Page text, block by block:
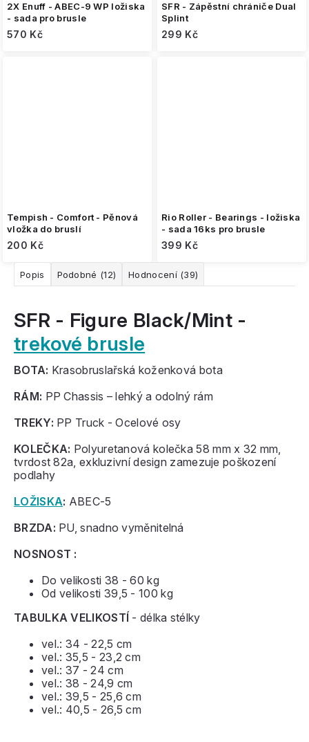
2X Enuff - ABEC-9 WP ložiska
- sada pro brusle
570 Kč
SFR - Zápěstní chrániče Dual
Splint
299 Kč
Tempish - Comfort - Pěnová
vložka do bruslí
200 Kč
Rio Roller - Bearings - ložiska
- sada 16ks pro brusle
399 Kč
Popis Podobné (12) Hodnocení (39)
SFR - Figure Black/Mint -
trekové brusle
BOTA: Krasobruslařská koženková bota
RÁM: PP Chassis – lehký a odolný rám
TREKY: PP Truck - Ocelové osy
KOLEČKA: Polyuretanová kolečka 58 mm x 32 mm,
tvrdost 82a, exkluzivní design zamezuje poškození
podlahy
LOŽISKA: ABEC-5
BRZDA: PU, snadno vyměnitelná
NOSNOST :
Do velikosti 38 - 60 kg
Od velikosti 39,5 - 100 kg
TABULKA VELIKOSTÍ - délka stélky
vel.: 34 - 22,5 cm
vel.: 35,5 - 23,2 cm
vel.: 37 - 24 cm
vel.: 38 - 24,9 cm
vel.: 39,5 - 25,6 cm
vel.: 40,5 - 26,5 cm